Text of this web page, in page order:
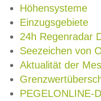
Höhensysteme
Einzugsgebiete
24h Regenradar
Seezeichen von
Aktualität der
PEGELONLINE-